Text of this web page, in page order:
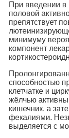
При введении в
половой
препятствует
минимуму
компонент
способностью
клетчатке и
жёлчью
кишечник, а
фекалиями.
выделяется с